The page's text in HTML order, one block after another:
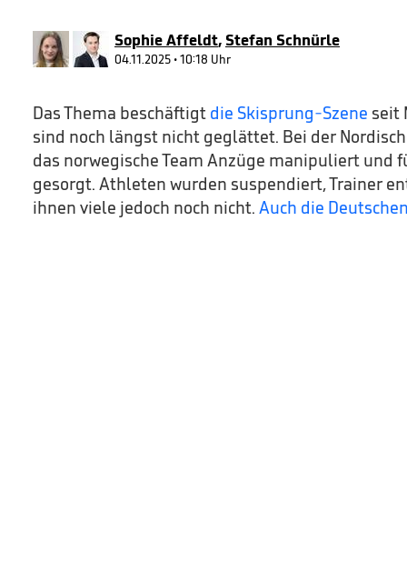
90%
Sophie Affeldt,Stefan Schnürle
04.11.2025 • 10:18 Uhr
Das Thema beschäftigt die Skisprung-Szene seit
sind noch längst nicht geglättet. Bei der
das norwegische Team Anzüge manipuliert und
gesorgt. Athleten wurden suspendiert, Trainer
ihnen viele jedoch noch nicht. Auch die